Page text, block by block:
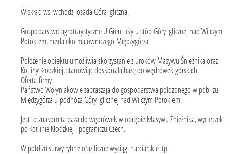
W skład wsi wchodzi osada Góra Igliczna.
Gospodarstwo agroturystyczne U Gieni leży u stóp Góry Iglicznej nad Wilczym
Potokiem, niedaleko malowniczego Międzygórza.
Położenie obiektu umożliwia skorzystanie z uroków Masywu Śnieżnika oraz
Kotliny Kłodzkiej, stanowiąc doskonała bazę do wędrówek górskich.
Oferta firmy
Państwo Wołyniakowie zapraszają do gospodarstwa położonego w pobliżu
Międzygórza u podnóża Góry Iglicznej nad Wilczym Potokiem.
Jest to znakomita baza do wędrówek w obrębie Masywu Źnieżnika, wycieczek
po Kotlinie Kłodzkiej i pograniczu Czech.
W pobliżu stawy rybne oraz liczne wyciągi narciarskie itp.